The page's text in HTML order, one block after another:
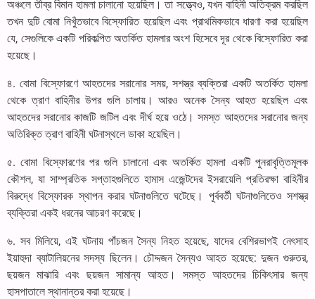
অঞ্চলে তীব্র বিমান হামলা চালানো হয়েছিল। তা সত্ত্বেও, যখন বাহিনী অতিক্রম করছিল
তখন দুটি বোমা নিখুঁতভাবে বিস্ফোরিত হয়েছিল এবং প্রাথমিকভাবে ধারণা করা হয়েছিল
যে, সেগুলিকে একটি পরিকল্পিত অতর্কিত হামলার অংশ হিসেবে দূর থেকে বিস্ফোরিত করা
হয়েছে।
৪. বোমা বিস্ফোরণে আহতদের সরানোর সময়, সশস্ত্র ব্যক্তিরা একটি অতর্কিত হামলা
থেকে ত্রাণ বাহিনীর উপর গুলি চালায়। আরও অনেক সৈন্য আহত হয়েছিল এবং
আহতদের সরানোর কাজটি জটিল এবং দীর্ঘ হয়ে ওঠে। সমস্ত আহতদের সরানোর জন্য
অতিরিক্ত ত্রাণ বাহিনী ঘটনাস্থলে ডাকা হয়েছিল।
৫. বোমা বিস্ফোরণের পর গুলি চালানো এবং অতর্কিত হামলা একটি পুনরাবৃত্তিমূলক
কৌশল, যা সাম্প্রতিক সপ্তাহগুলিতে হামাস এজেন্টদের ইসরায়েলি প্রতিরক্ষা বাহিনীর
বিরুদ্ধে বিস্ফোরক স্থাপন করার ঘটনাগুলিতে ঘটেছে। পূর্ববর্তী ঘটনাগুলিতেও সশস্ত্র
ব্যক্তিরা একই ধরনের আচরণ করেছে।
৬. সব মিলিয়ে, এই ঘটনায় পাঁচজন সৈন্য নিহত হয়েছে, যাদের বেশিরভাগই নেৎসাহ
ইয়াহুদা ব্যাটালিয়নের সদস্য ছিলেন। চৌদ্দজন সৈন্যও আহত হয়েছে: দুজন গুরুতর,
ছয়জন মাঝারি এবং ছয়জন সামান্য আহত। সমস্ত আহতদের চিকিৎসার জন্য
হাসপাতালে স্থানান্তর করা হয়েছে।